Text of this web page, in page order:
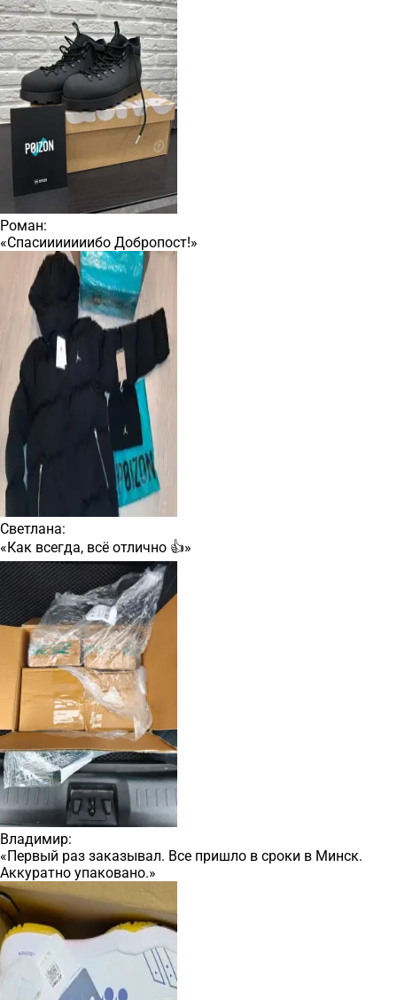
Роман:
«Спасииииииибо Добропост!»
Светлана:
«Как всегда, всё отлично 👍»
Владимир:
«Первый раз заказывал. Все пришло в сроки в Минск.
Аккуратно упаковано.»